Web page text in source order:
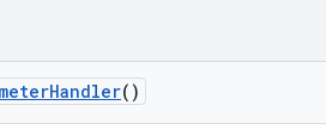
Handler()